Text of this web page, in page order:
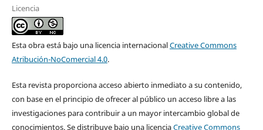
Licencia
Esta obra está bajo una licencia internacionalCreative Commons
Atribución-NoComercial 4.0.
Esta revista proporciona acceso abierto inmediato a su contenido,
con base en el principio de ofrecer al público un acceso libre a las
investigaciones para contribuir a un mayor intercambio global de
conocimientos. Se distribuye bajo una licenciaCreative Commons